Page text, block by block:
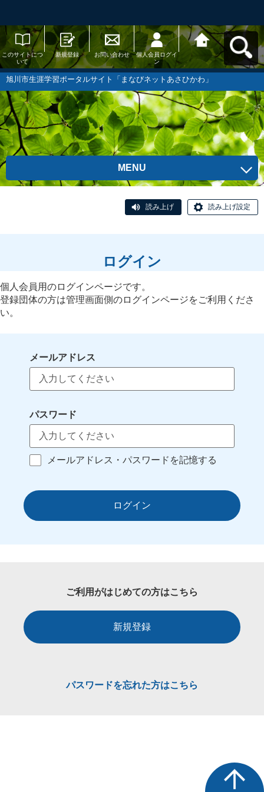
このサイトにつ
いて
新規登録 お問い合わせ
個人会員ログイ
ン
旭川市生涯学習
ポータルサイト
「まなびネット
あさひかわ」へ
戻る
旭川市生涯学習ポータルサイト「まなびネットあさひかわ」
MENU
読み上げ 読み上げ設定
ログイン
個人会員用のログインページです。
登録団体の方は管理画面側のログインページをご利用くださ
い。
メールアドレス
パスワード
メールアドレス・パスワードを記憶する
ログイン
ご利用がはじめての方はこちら
新規登録
パスワードを忘れた方はこちら